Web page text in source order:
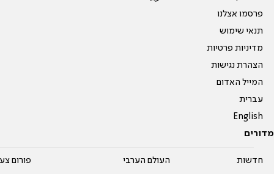
פרסמו אצלנו
תנאי שימוש
מדיניות פרטיות
הצהרת נגישות
המייל האדום
עברית
English
מדורים
חדשות
העולם הערבי
פורום